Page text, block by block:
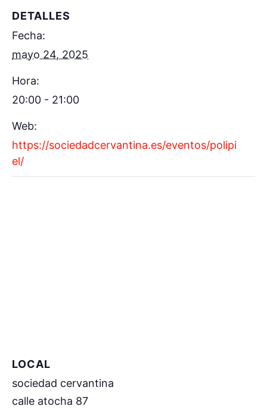
DETALLES
Fecha:
mayo 24, 2025
Hora:
20:00 - 21:00
Web:
https://sociedadcervantina.es/eventos/polipi
el/
LOCAL
sociedad cervantina
calle atocha 87